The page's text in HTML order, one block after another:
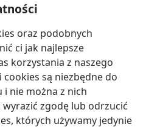
oraz podobnych
ci jak najlepsze
korzystania z naszego
są niezbędne do
i nie można z nich
zgodę lub odrzucić
których używamy jedynie
ziemi Jezus był
został nazwany po
Zepsucie (Zniszczenie).
12:23;14:19) W języku greckim,
natchnione Pisma
brzmi podobnie,
znaczy Niszczyciel. To imię